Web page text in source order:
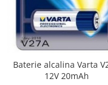
Accesorii mobilier
Ghilotine și Trimmere
Distrugatoare documente
Baterie alcalina Varta
12V 20mAh